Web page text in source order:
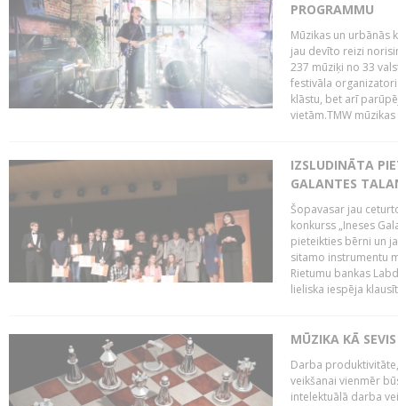
PROGRAMMU
Mūzikas un urbānās
jau devīto reizi
237 mūziķi no 33
festivāla
klāstu, bet arī
vietām.TMW
IZSLUDINĀTA
GALANTES
Šopavasar jau
konkurss „Ineses
pieteikties bērni un
sitamo instrumentu
Rietumu bankas
lieliska iespēja
MŪZIKA KĀ
Darba
veikšanai vienmēr
intelektuālā darba